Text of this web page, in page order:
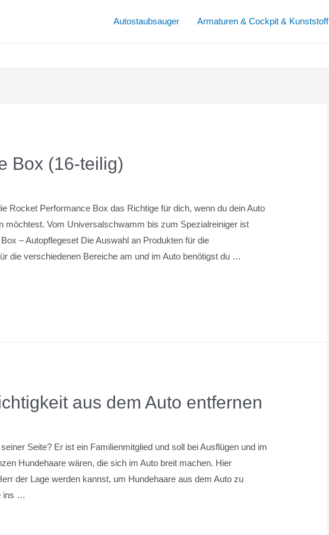
Autostaubsauger Armaturen & Cockpit & Kunststoff
Box (16-teilig)
Rocket Performance Box das Richtige für dich, wenn du dein Auto
möchtest. Vom Universalschwamm bis zum Spezialreiniger ist
– Autopflegeset Die Auswahl an Produkten für die
die verschiedenen Bereiche am und im Auto benötigst du …
aus dem Auto entfernen
Seite? Er ist ein Familienmitglied und soll bei Ausflügen und im
Hundehaare wären, die sich im Auto breit machen. Hier
der Lage werden kannst, um Hundehaare aus dem Auto zu
ins …